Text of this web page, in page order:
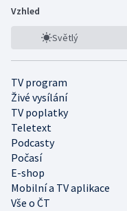
Vzhled
Světlý
TV program
Živé vysílání
TV poplatky
Teletext
Podcasty
Počasí
E-shop
Mobilní a TV aplikace
Vše o ČT